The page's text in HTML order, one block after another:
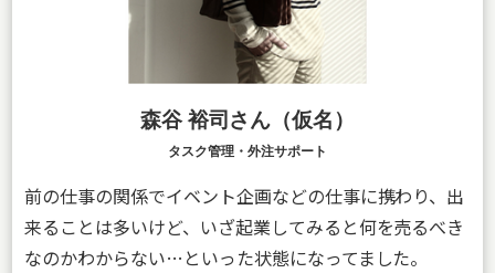
森谷 裕司さん（仮名）
タスク管理・外注サポート
前の仕事の関係でイベント企画などの仕事に携わり、出
来ることは多いけど、いざ起業してみると何を売るべき
なのかわからない…といった状態になってました。